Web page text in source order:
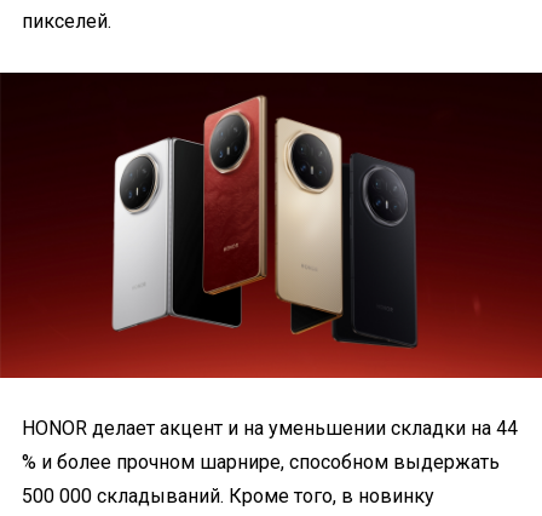
пикселей.
HONOR делает акцент и на уменьшении складки на 44
% и более прочном шарнире, способном выдержать
500 000 складываний. Кроме того, в новинку